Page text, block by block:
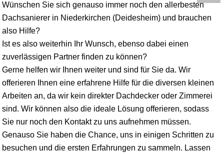
Wünschen Sie sich genauso immer noch den allerbesten
Dachsanierer in Niederkirchen (Deidesheim) und brauchen
also Hilfe?
Ist es also weiterhin Ihr Wunsch, ebenso dabei einen
zuverlässigen Partner finden zu können?
Gerne helfen wir Ihnen weiter und sind für Sie da. Wir
offerieren Ihnen eine erfahrene Hilfe für die diversen kleinen
Arbeiten an, da wir kein direkter Dachdecker oder Zimmerei
sind. Wir können also die ideale Lösung offerieren, sodass
Sie nur noch den Kontakt zu uns aufnehmen müssen.
Genauso Sie haben die Chance, uns in einigen Schritten zu
besuchen und die ersten Erfahrungen zu sammeln. Lassen